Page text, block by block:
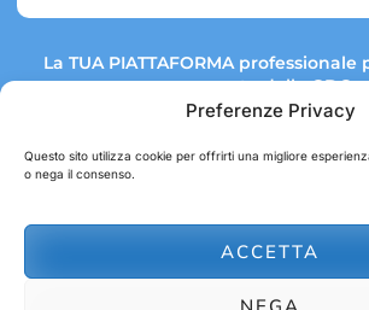
Preferenze Privacy
Questo sito utilizza cookie per offrirti una migliore
o nega il consenso.
ACCETTA
NEGA
La TUA PIATTAFORMA
mercato della GDO.
Link rapidi: